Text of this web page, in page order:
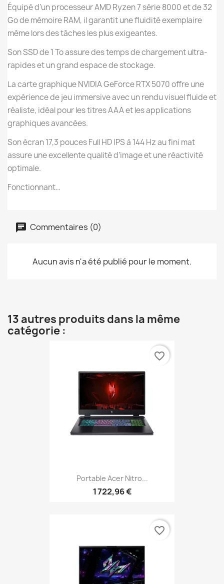
Équipé d’un processeur AMD Ryzen 7 série 8000 et de 32
Go de mémoire RAM, il garantit une fluidité exemplaire
même lors des tâches les plus exigeantes.
Son SSD de 1 To assure des temps de chargement ultra-
rapides et un grand espace de stockage.
La carte graphique NVIDIA GeForce RTX 5070 offre une
expérience de jeu immersive avec un rendu visuel fluide et
réaliste, idéal pour les titres AAA et les applications
graphiques avancées.
Son écran 17,3 pouces Full HD IPS à 144 Hz au fini mat
assure une excellente qualité d’image et une réactivité
optimale.
Fonctionnant…
Commentaires (0)
Aucun avis n'a été publié pour le moment.
13 autres produits dans la même
catégorie :
Portable Acer Nitro...
1 722,96 €
favorite_border
favorite_border